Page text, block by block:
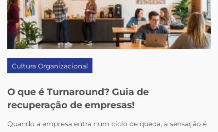
Cultura Organizacional
O que é Turnaround? Guia de
recuperação de empresas!
Quando a empresa entra num ciclo de queda, a sensação é